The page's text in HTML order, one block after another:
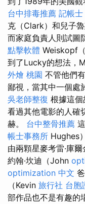
台中排毒推薦 記帳
克（Clark）和兒子
而家庭負責人則試圖
點擊軟體 Weiskopf
到了Lucky的想法，
外燴 桃園 不管他們
鄙視，當其中一個處
吳老師整復 根據這
看過其他電影的人確
赫。 台中整骨推薦
帳士事務所 Hughes
由兩顆星麥考雷·庫
約翰·坎迪（John
optimization 中文
（Kevin 旅行社 台胞
部作品也不是有趣的